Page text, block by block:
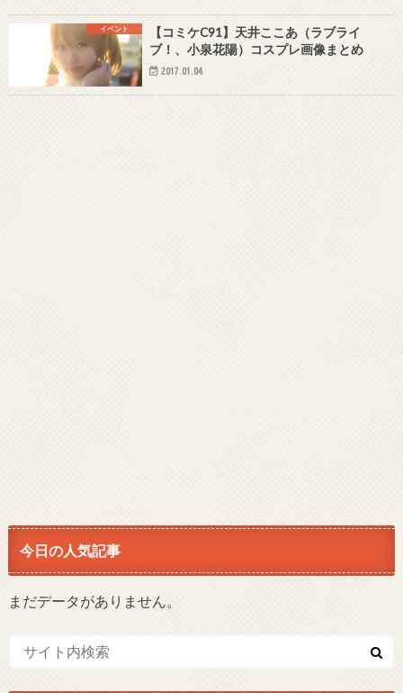
イベント
【コミケC91】天井ここあ（ラブライ
ブ！、小泉花陽）コスプレ画像まとめ
2017.01.04
今日の人気記事
まだデータがありません。